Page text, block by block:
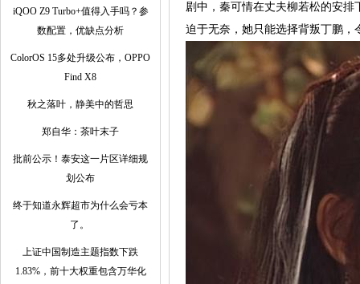
iQOO Z9 Turbo+值得入手吗？参
数配置，优缺点分析
ColorOS 15多处升级公布，OPPO
Find X8
秋之落叶，静美中的哲思
郑自华：茶叶末子
批前公示！泰安这一片区详细规
划公布
终于知道永辉超市为什么会亏本
了。 ​​​
上证中国制造主题指数下跌
1.83%，前十大权重包含万华化
剧中，秦可情在丈夫柳若松的安
迫于无奈，她只能选择背叛丁鹏